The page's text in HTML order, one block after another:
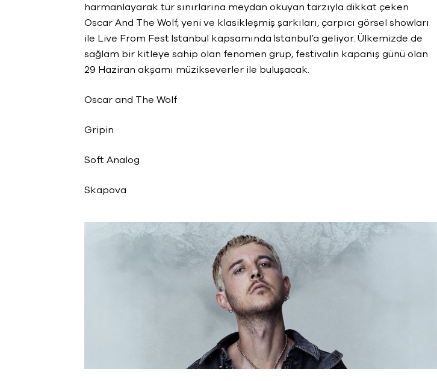
harmanlayarak tür sınırlarına meydan okuyan tarzıyla dikkat çeken
Oscar And The Wolf, yeni ve klasikleşmiş şarkıları, çarpıcı görsel showları
ile Live From Fest İstanbul kapsamında İstanbul’a geliyor. Ülkemizde de
sağlam bir kitleye sahip olan fenomen grup, festivalin kapanış günü olan
29 Haziran akşamı müzikseverler ile buluşacak.
Oscar and The Wolf
Gripin
Soft Analog
Skapova